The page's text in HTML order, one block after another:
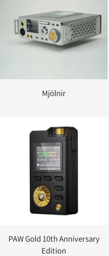
Mjölnir
PAW Gold 10th Anniversary
Edition